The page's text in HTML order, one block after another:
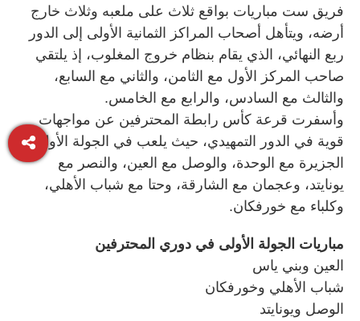
فريق ست مباريات بواقع ثلاث على ملعبه وثلاث خارج
أرضه، ويتأهل أصحاب المراكز الثمانية الأولى إلى الدور
ربع النهائي، الذي يقام بنظام خروج المغلوب، إذ يلتقي
صاحب المركز الأول مع الثامن، والثاني مع السابع،
والثالث مع السادس، والرابع مع الخامس.
وأسفرت قرعة كأس رابطة المحترفين عن مواجهات
قوية في الدور التمهيدي، حيث يلعب في الجولة الأولى
الجزيرة مع الوحدة، والوصل مع العين، والنصر مع
يونايتد، وعجمان مع الشارقة، وحتا مع شباب الأهلي،
وكلباء مع خورفكان.
مباريات الجولة الأولى في دوري المحترفين
العين وبني ياس
شباب الأهلي وخورفكان
الوصل ويونايتد